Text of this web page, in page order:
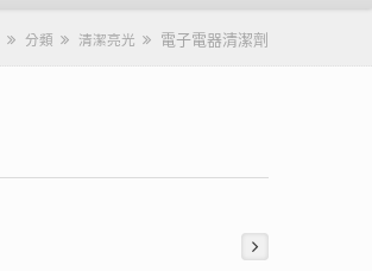
分類 清潔亮光 電子電器清潔劑